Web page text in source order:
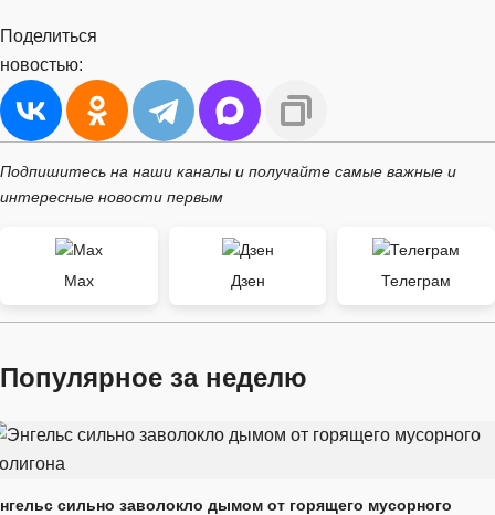
Поделиться
новостью:
Подпишитесь на наши каналы и получайте самые важные и
интересные новости первым
Max Дзен Телеграм
Популярное за неделю
сильно заволокло дымом от горящего мусорного